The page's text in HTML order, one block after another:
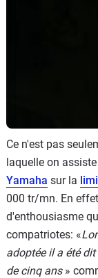
Ce n'est pas
laquelle on
Yamaha sur la
000 tr/mn. En
d'enthousiasme
compatriotes: «
adoptée il a été
de cinq ans»